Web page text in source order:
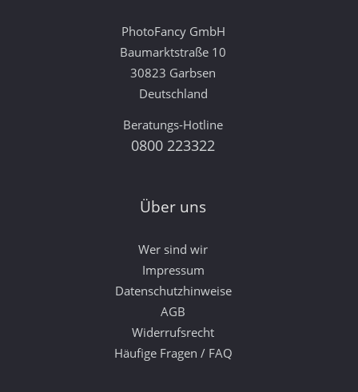
PhotoFancy GmbH
Baumarktstraße 10
30823 Garbsen
Deutschland
Beratungs-Hotline
0800 223322
Über uns
Wer sind wir
Impressum
Datenschutzhinweise
AGB
Widerrufsrecht
Häufige Fragen / FAQ